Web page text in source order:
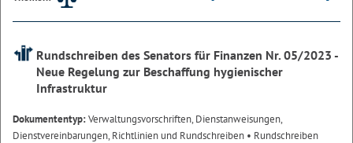
Rundschreiben des Senators für Finanzen Nr. 05/2023 -
Neue Regelung zur Beschaffung hygienischer
Infrastruktur
Dokumententyp:Verwaltungsvorschriften, Dienstanweisungen,
Dienstvereinbarungen, Richtlinien und Rundschreiben • Rundschreiben